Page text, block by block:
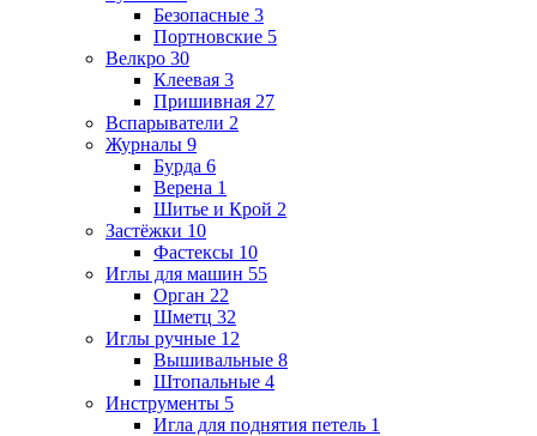
Безопасные 3
Портновские 5
Велкро 30
Клеевая 3
Пришивная 27
Вспарыватели 2
Журналы 9
Бурда 6
Верена 1
Шитье и Крой 2
Застёжки 10
Фастексы 10
Иглы для машин 55
Орган 22
Шметц 32
Иглы ручные 12
Вышивальные 8
Штопальные 4
Инструменты 5
Игла для поднятия петель 1